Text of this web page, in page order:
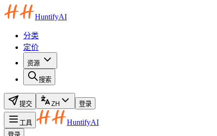
HuntifyAI
分类
定价
资源
搜索
提交 ZH 登录
工具 HuntifyAI